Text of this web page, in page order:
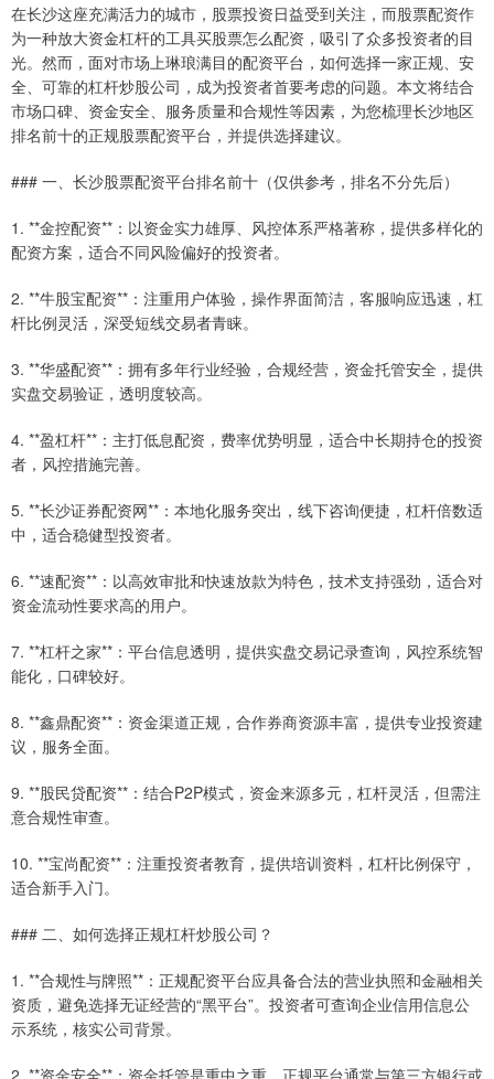
在长沙这座充满活力的城市，股票投资日益受到关注，而股票配资作
为一种放大资金杠杆的工具买股票怎么配资，吸引了众多投资者的目
光。然而，面对市场上琳琅满目的配资平台，如何选择一家正规、安
全、可靠的杠杆炒股公司，成为投资者首要考虑的问题。本文将结合
市场口碑、资金安全、服务质量和合规性等因素，为您梳理长沙地区
排名前十的正规股票配资平台，并提供选择建议。
### 一、长沙股票配资平台排名前十（仅供参考，排名不分先后）
1. **金控配资**：以资金实力雄厚、风控体系严格著称，提供多样化的
配资方案，适合不同风险偏好的投资者。
2. **牛股宝配资**：注重用户体验，操作界面简洁，客服响应迅速，杠
杆比例灵活，深受短线交易者青睐。
3. **华盛配资**：拥有多年行业经验，合规经营，资金托管安全，提供
实盘交易验证，透明度较高。
4. **盈杠杆**：主打低息配资，费率优势明显，适合中长期持仓的投资
者，风控措施完善。
5. **长沙证券配资网**：本地化服务突出，线下咨询便捷，杠杆倍数适
中，适合稳健型投资者。
6. **速配资**：以高效审批和快速放款为特色，技术支持强劲，适合对
资金流动性要求高的用户。
7. **杠杆之家**：平台信息透明，提供实盘交易记录查询，风控系统智
能化，口碑较好。
8. **鑫鼎配资**：资金渠道正规，合作券商资源丰富，提供专业投资建
议，服务全面。
9. **股民贷配资**：结合P2P模式，资金来源多元，杠杆灵活，但需注
意合规性审查。
10. **宝尚配资**：注重投资者教育，提供培训资料，杠杆比例保守，
适合新手入门。
### 二、如何选择正规杠杆炒股公司？
1. **合规性与牌照**：正规配资平台应具备合法的营业执照和金融相关
资质，避免选择无证经营的“黑平台”。投资者可查询企业信用信息公
示系统，核实公司背景。
2. **资金安全**：资金托管是重中之重。正规平台通常与第三方银行或